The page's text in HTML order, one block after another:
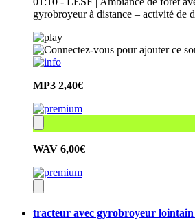
gyrobroyeur à distance – activité de
MP3 2,40€
WAV 6,00€
tracteur avec gyrobroyeur lointain